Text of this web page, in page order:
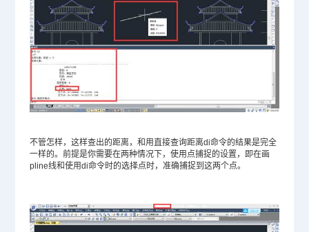
不管怎样，这样查出的距离，和用直接查询距离di命令的结果是完全
一样的。前提是你需要在两种情况下，使用点捕捉的设置，即在画
pline线和使用di命令时的选择点时，准确捕捉到这两个点。